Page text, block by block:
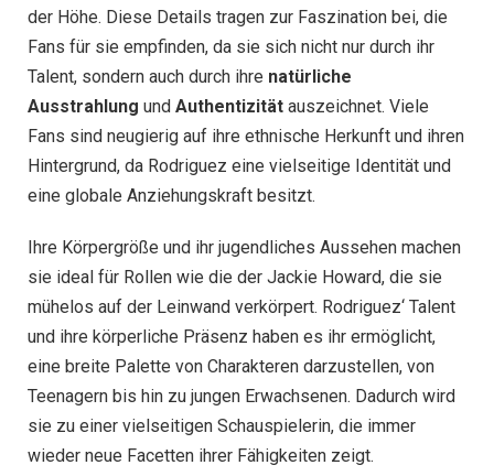
der Höhe. Diese Details tragen zur Faszination bei, die
Fans für sie empfinden, da sie sich nicht nur durch ihr
Talent, sondern auch durch ihre natürliche
Ausstrahlung und Authentizität auszeichnet. Viele
Fans sind neugierig auf ihre ethnische Herkunft und ihren
Hintergrund, da Rodriguez eine vielseitige Identität und
eine globale Anziehungskraft besitzt.
Ihre Körpergröße und ihr jugendliches Aussehen machen
sie ideal für Rollen wie die der Jackie Howard, die sie
mühelos auf der Leinwand verkörpert. Rodriguez‘ Talent
und ihre körperliche Präsenz haben es ihr ermöglicht,
eine breite Palette von Charakteren darzustellen, von
Teenagern bis hin zu jungen Erwachsenen. Dadurch wird
sie zu einer vielseitigen Schauspielerin, die immer
wieder neue Facetten ihrer Fähigkeiten zeigt.